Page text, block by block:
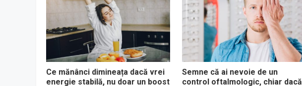
Ce mănânci dimineața dacă vrei
energie stabilă, nu doar un boost
Semne că ai nevoie de un
control oftalmologic, chiar dacă